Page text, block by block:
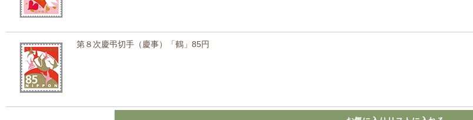
第８次慶弔切手（慶事）「鶴」85円